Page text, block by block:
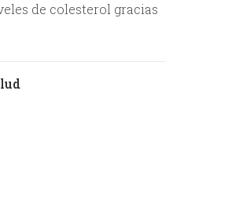
de colesterol gracias